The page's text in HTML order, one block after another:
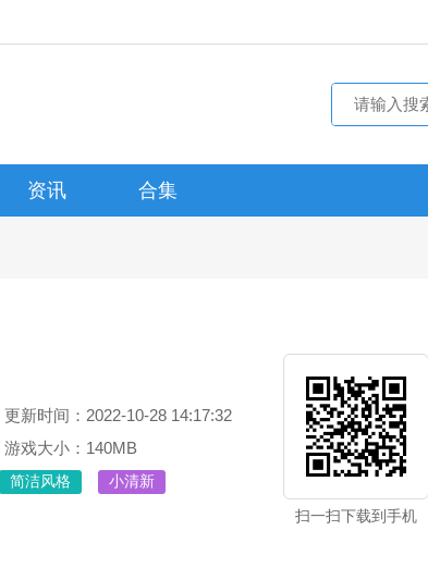
资讯 合集
更新时间：2022-10-28 14:17:32
游戏大小：140MB
简洁风格 小清新
扫一扫下载到手机